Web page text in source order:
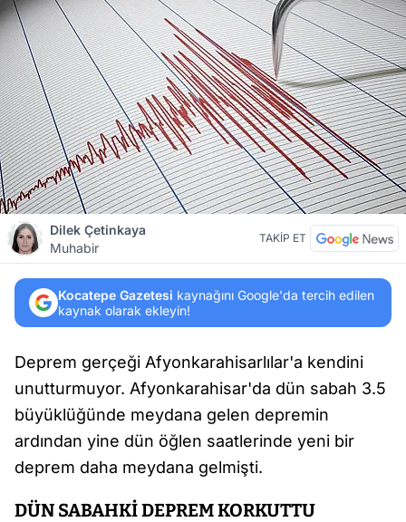
Dilek Çetinkaya
Muhabir
TAKİP ET
Kocatepe Gazetesi kaynağını Google'da tercih edilen
kaynak olarak ekleyin!
Deprem gerçeği Afyonkarahisarlılar'a kendini
unutturmuyor. Afyonkarahisar'da dün sabah 3.5
büyüklüğünde meydana gelen depremin
ardından yine dün öğlen saatlerinde yeni bir
deprem daha meydana gelmişti.
DÜN SABAHKİ DEPREM KORKUTTU